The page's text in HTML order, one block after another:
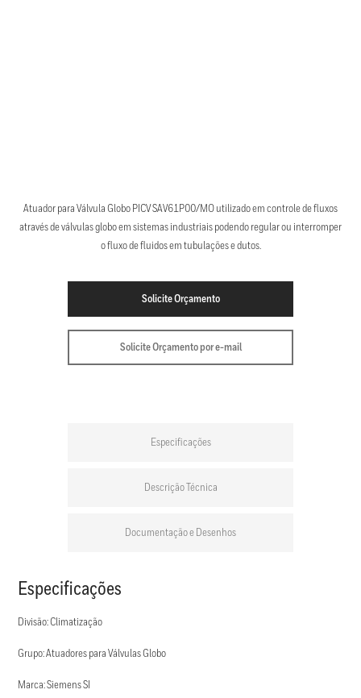
Atuador para Válvula Globo PICV SAV61P00/MO utilizado em controle de fluxos
através de válvulas globo em sistemas industriais podendo regular ou interromper
o fluxo de fluidos em tubulações e dutos.
Solicite Orçamento
Solicite Orçamento por e-mail
Especificações
Descrição Técnica
Documentação e Desenhos
Especificações
Divisão: Climatização
Grupo: Atuadores para Válvulas Globo
Marca: Siemens SI